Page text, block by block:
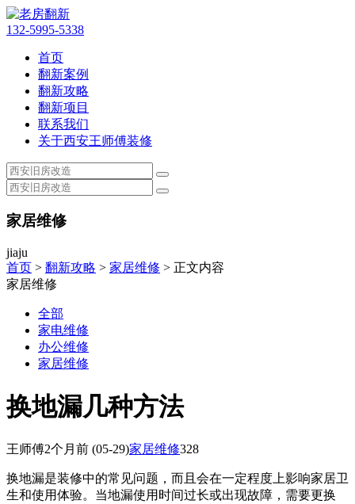
132-5995-5338
首页
翻新案例
翻新攻略
翻新项目
联系我们
关于西安王师傅装修
家居维修
jiaju
首页 > 翻新攻略 > 家居维修 > 正文内容
家居维修
全部
家电维修
办公维修
家居维修
换地漏几种方法
王师傅2个月前 (05-29)家居维修328
换地漏是装修中的常见问题，而且会在一定程度上影响家居卫
生和使用体验。当地漏使用时间过长或出现故障，需要更换